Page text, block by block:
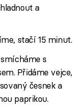
a
stačí 15 minut.
s
Přidáme vejce,
česnek a
paprikou.